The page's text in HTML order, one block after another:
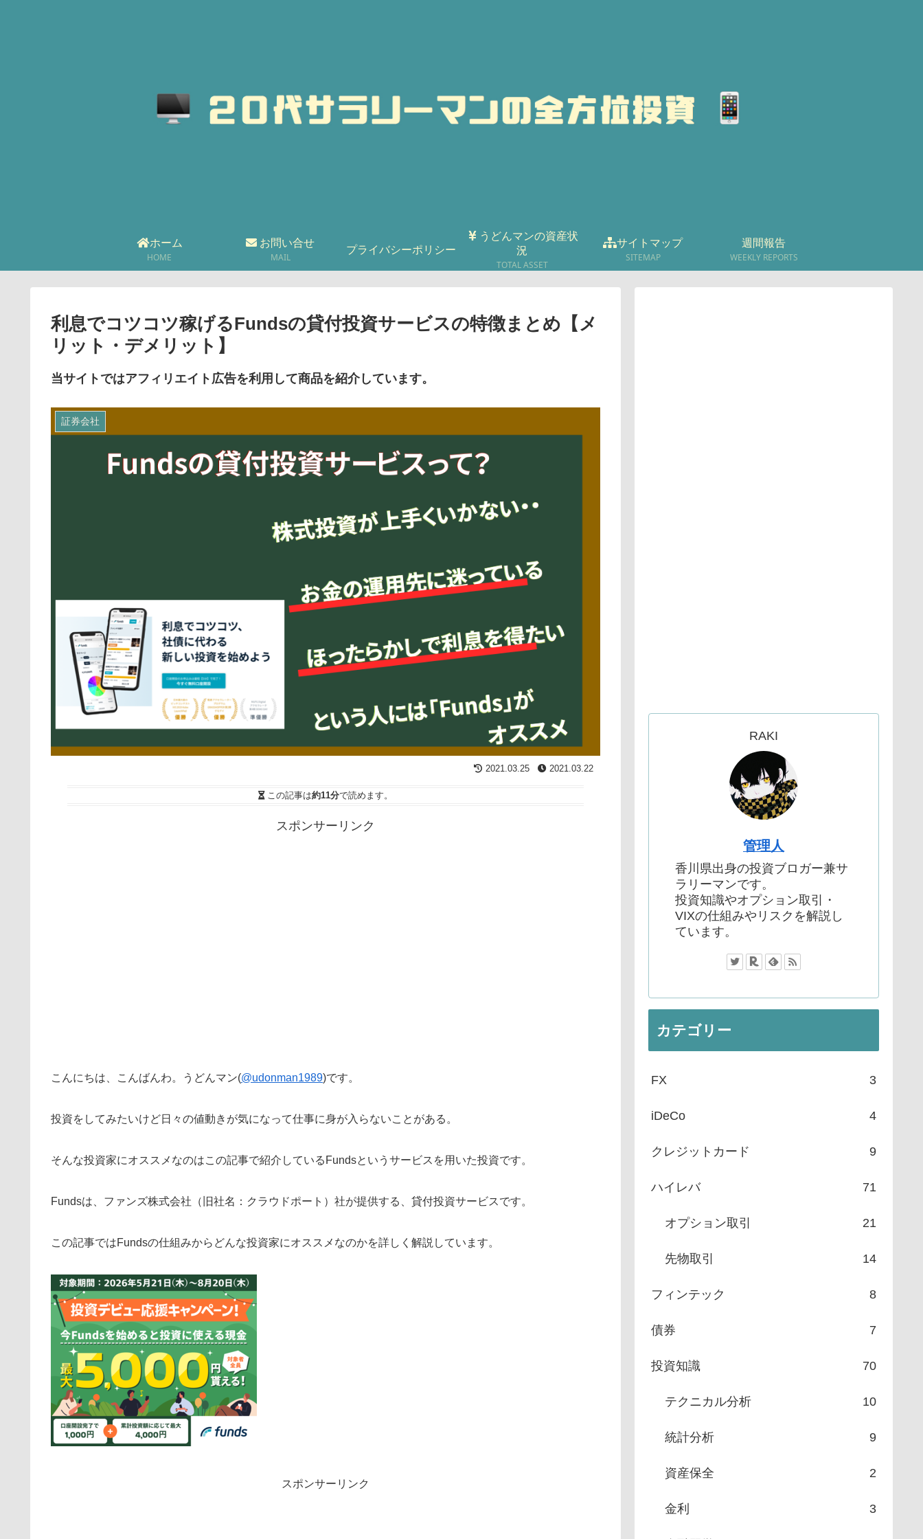
ホーム
HOME
お問い合せ
MAIL
プライバシーポリシー
うどんマンの資産状
況
TOTAL ASSET
サイトマップ
SITEMAP
週間報告
WEEKLY REPORTS
利息でコツコツ稼げるFundsの貸付投資サービスの特徴まとめ【メ
リット・デメリット】
当サイトではアフィリエイト広告を利用して商品を紹介しています。
証券会社
2021.03.25 2021.03.22
この記事は約11分で読めます。
スポンサーリンク
こんにちは、こんばんわ。うどんマン(@udonman1989)です。
投資をしてみたいけど日々の値動きが気になって仕事に身が入らないことがある。
そんな投資家にオススメなのはこの記事で紹介しているFundsというサービスを用いた投資です。
Fundsは、ファンズ株式会社（旧社名：クラウドポート）社が提供する、貸付投資サービスです。
この記事ではFundsの仕組みからどんな投資家にオススメなのかを詳しく解説しています。
スポンサーリンク
RAKI
管理人
香川県出身の投資ブロガー兼サ
ラリーマンです。
投資知識やオプション取引・
VIXの仕組みやリスクを解説し
ています。
カテゴリー
FX 3
iDeCo 4
クレジットカード 9
ハイレバ 71
オプション取引 21
先物取引 14
フィンテック 8
債券 7
投資知識 70
テクニカル分析 10
統計分析 9
資産保全 2
金利 3